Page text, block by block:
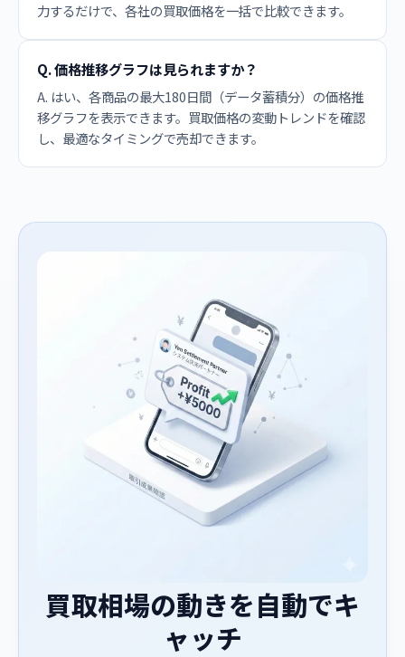
力するだけで、各社の買取価格を一括で比較できます。
Q. 価格推移グラフは見られますか？
A. はい、各商品の最大180日間（データ蓄積分）の価格推
移グラフを表示できます。買取価格の変動トレンドを確認
し、最適なタイミングで売却できます。
買取相場の動きを自動でキ
ャッチ